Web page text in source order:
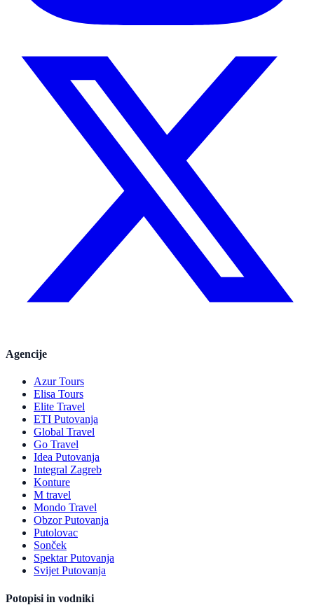
Agencije
Azur Tours
Elisa Tours
Elite Travel
ETI Putovanja
Global Travel
Go Travel
Idea Putovanja
Integral Zagreb
Konture
M travel
Mondo Travel
Obzor Putovanja
Putolovac
Sonček
Spektar Putovanja
Svijet Putovanja
Potopisi in vodniki